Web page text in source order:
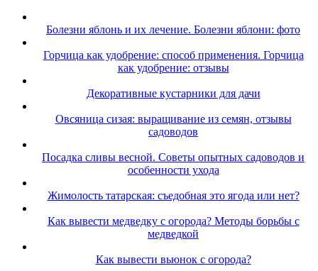
Болезни яблонь и их лечение. Болезни яблони: фото
Горчица как удобрение: способ применения. Горчица
как удобрение: отзывы
Декоративные кустарники для дачи
Овсяница сизая: выращивание из семян, отзывы
садоводов
Посадка сливы весной. Советы опытных садоводов и
особенности ухода
Жимолость татарская: съедобная это ягода или нет?
Как вывести медведку с огорода? Методы борьбы с
медведкой
Как вывести вьюнок с огорода?